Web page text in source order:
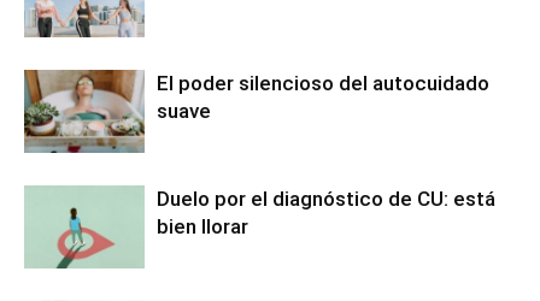
El poder silencioso del autocuidado
suave
Duelo por el diagnóstico de CU: está
bien llorar